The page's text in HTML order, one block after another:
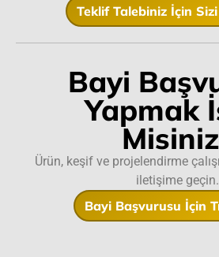
Teklif Talebiniz İçin
Bayi
Yapmak
Ürün, keşif ve projelendirme
iletişime geçin.
Bayi Başvurusu İçin